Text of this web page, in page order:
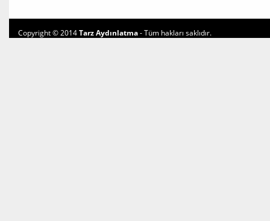
Copyright © 2014Tarz Aydınlatma- Tüm hakları saklıdır.